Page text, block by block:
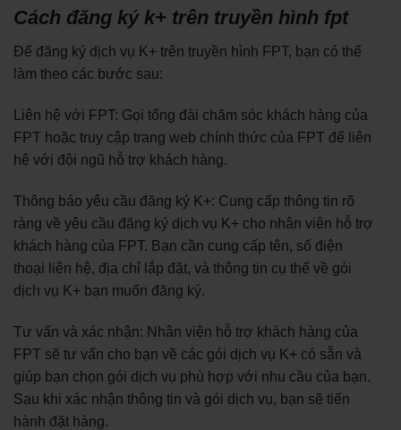
Cách đăng ký k+ trên truyền hình fpt
Để đăng ký dịch vụ K+ trên truyền hình FPT, bạn có thể
làm theo các bước sau:
Liên hệ với FPT: Gọi tổng đài chăm sóc khách hàng của
FPT hoặc truy cập trang web chính thức của FPT để liên
hệ với đội ngũ hỗ trợ khách hàng.
Thông báo yêu cầu đăng ký K+: Cung cấp thông tin rõ
ràng về yêu cầu đăng ký dịch vụ K+ cho nhân viên hỗ trợ
khách hàng của FPT. Bạn cần cung cấp tên, số điện
thoại liên hệ, địa chỉ lắp đặt, và thông tin cụ thể về gói
dịch vụ K+ bạn muốn đăng ký.
Tư vấn và xác nhận: Nhân viên hỗ trợ khách hàng của
FPT sẽ tư vấn cho bạn về các gói dịch vụ K+ có sẵn và
giúp bạn chọn gói dịch vụ phù hợp với nhu cầu của bạn.
Sau khi xác nhận thông tin và gói dịch vụ, bạn sẽ tiến
hành đặt hàng.